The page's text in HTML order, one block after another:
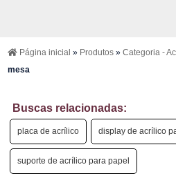
Página inicial » Produtos »Categoria -
mesa
Buscas relacionadas:
placa de acrílico display de acrílico
suporte de acrílico para papel